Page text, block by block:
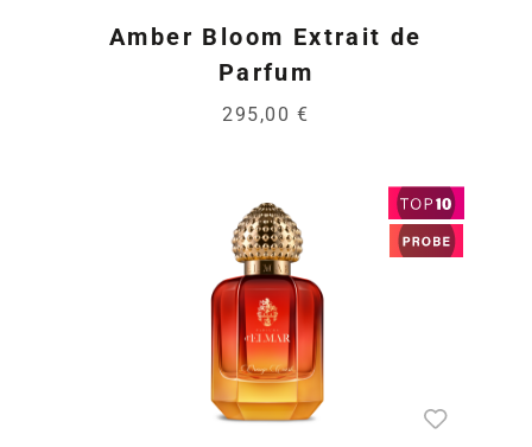
Amber Bloom Extrait de
Parfum
295,00 €